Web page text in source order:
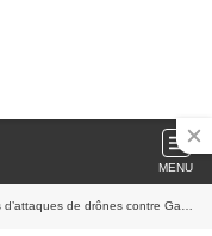
MENU
de drônes contre Gaza